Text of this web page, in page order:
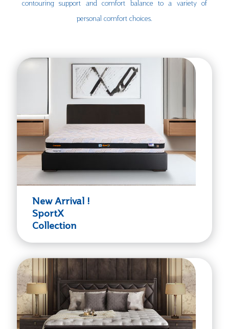
contouring support and comfort balance to a variety of
personal comfort choices.
New Arrival !
SportX
Collection